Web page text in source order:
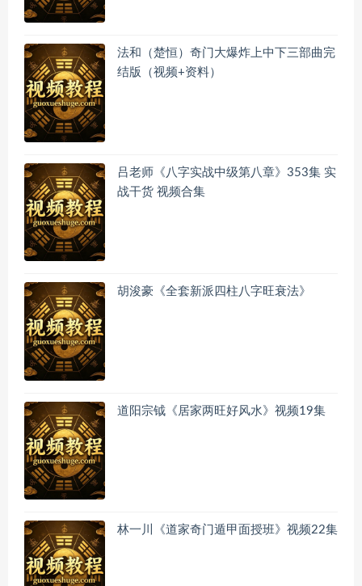
法和（楚恒）奇门大爆炸上中下三部曲完
结版（视频+资料）
吕老师《八字实战中级第八章》353集 实
战干货 视频合集
胡浚豪《全套新派四柱八字旺衰法》
道阳宗钺《居家两旺好风水》视频19集
林一川《道家奇门遁甲面授班》视频22集